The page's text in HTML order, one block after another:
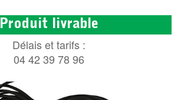
Produit livrable
Délais et tarifs :
04 42 39 78 96